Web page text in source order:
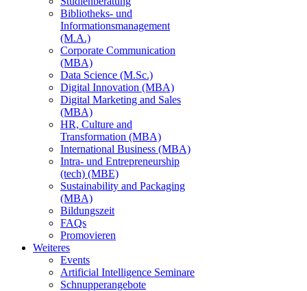
Bibliotheks- und
Informationsmanagement
(M.A.)
Corporate Communication
(MBA)
Data Science (M.Sc.)
Digital Innovation (MBA)
Digital Marketing and Sales
(MBA)
HR, Culture and
Transformation (MBA)
International Business (MBA)
Intra- und Entrepreneurship
(tech) (MBE)
Sustainability and Packaging
(MBA)
Bildungszeit
FAQs
Promovieren
Weiteres
Events
Artificial Intelligence Seminare
Schnupperangebote